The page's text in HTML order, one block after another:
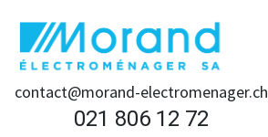
contact@morand-electromenager.ch
021 806 12 72